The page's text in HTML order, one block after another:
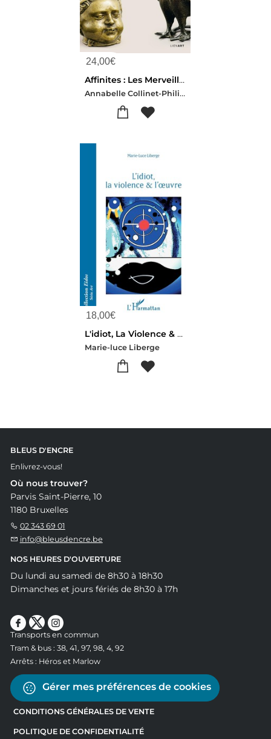
24,00€
Affinites : Les Merveilles Des Arts De L'islam Aux Objets D'art
Annabelle Collinet-Philippe Malgouyres
18,00€
L'idiot, La Violence & L'oeuvre
Marie-luce Liberge
BLEUS D'ENCRE
Enlivrez-vous!
Où nous trouver?
Parvis Saint-Pierre, 10
1180 Bruxelles
02 343 69 01
info@bleusdencre.be
NOS HEURES D'OUVERTURE
Du lundi au samedi de 8h30 à 18h30
Dimanches et jours fériés de 8h30 à 17h
Transports en commun
Tram & bus : 38, 41, 97, 98, 4, 92
Arrêts : Héros et Marlow
Gérer mes préférences de cookies
CONDITIONS GÉNÉRALES DE VENTE
POLITIQUE DE CONFIDENTIALITÉ